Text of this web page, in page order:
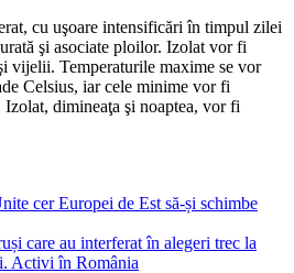
cu uşoare intensificări în timpul zilei
şi asociate ploilor. Izolat vor fi
vijelii. Temperaturile maxime se vor
Celsius, iar cele minime vor fi
dimineaţa şi noaptea, vor fi
cer Europei de Est să-și schimbe
care au interferat în alegeri trec la
Activi în România